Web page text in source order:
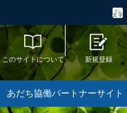
このサイトについて 新規登録
あだち協働パートナーサイト